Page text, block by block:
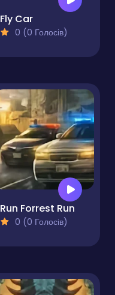
Fly Car
0 (0 Голосів)
Run Forrest Run
0 (0 Голосів)